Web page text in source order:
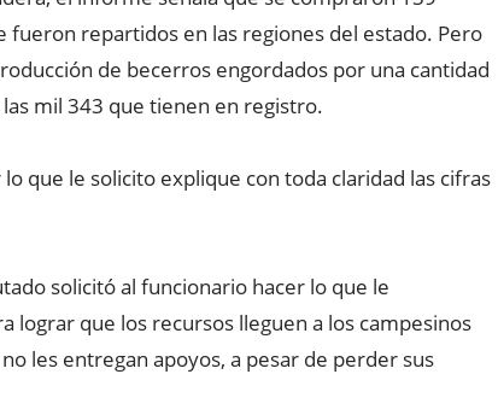
repartidos en las regiones del estado. Pero
de becerros engordados por una cantidad
mil 343 que tienen en registro.
que le solicito explique con toda claridad las cifras
solicitó al funcionario hacer lo que le
lograr que los recursos lleguen a los campesinos
les entregan apoyos, a pesar de perder sus